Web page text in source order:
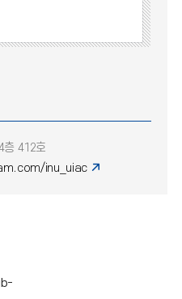
층 412호
inu_uiac